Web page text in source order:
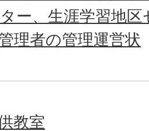
ー、生涯学習地
理者の管理運営状
教室